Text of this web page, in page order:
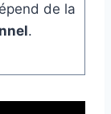
de la
.